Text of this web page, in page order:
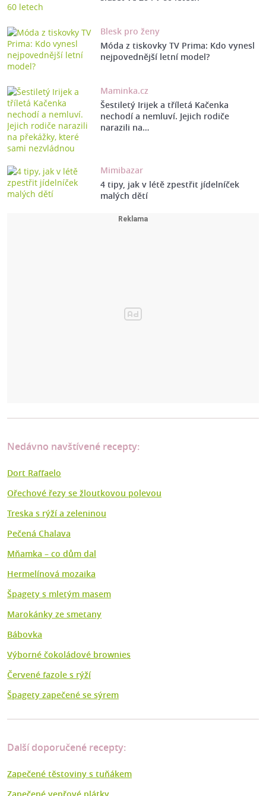
Blesk pro ženy
Móda z tiskovky TV Prima: Kdo vynesl
nejpovednější letní model?
Maminka.cz
Šestiletý Irijek a tříletá Kačenka
nechodí a nemluví. Jejich rodiče
narazili na…
Mimibazar
4 tipy, jak v létě zpestřit jídelníček
malých dětí
Nedávno navštívené recepty:
Dort Raffaelo
Ořechové řezy se žloutkovou polevou
Treska s rýží a zeleninou
Pečená Chalava
Mňamka –⁠ co dům dal
Hermelínová mozaika
Špagety s mletým masem
Marokánky ze smetany
Bábovka
Výborné čokoládové brownies
Červené fazole s rýží
Špagety zapečené se sýrem
Další doporučené recepty:
Zapečené těstoviny s tuňákem